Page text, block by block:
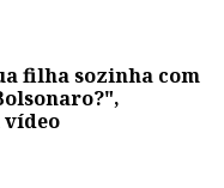
filha sozinha com
vídeo